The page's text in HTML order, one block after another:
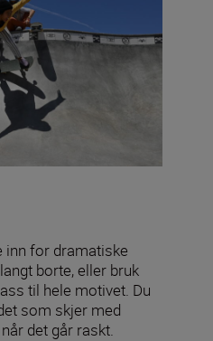
inn for dramatiske
borte, eller bruk
til hele motivet. Du
som skjer med
det går raskt.